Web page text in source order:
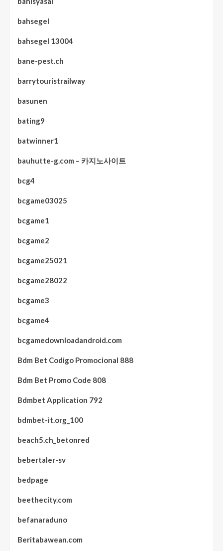
bahsegel
bahsegel 13004
bane-pest.ch
barrytouristrailway
basunen
bating9
batwinner1
bauhutte-g.com – 카지노사이트
bcg4
bcgame03025
bcgame1
bcgame2
bcgame25021
bcgame28022
bcgame3
bcgame4
bcgamedownloadandroid.com
Bdm Bet Codigo Promocional 888
Bdm Bet Promo Code 808
Bdmbet Application 792
bdmbet-it.org_100
beach5.ch_betonred
bebertaler-sv
bedpage
beethecity.com
befanaraduno
Beritabawean.com